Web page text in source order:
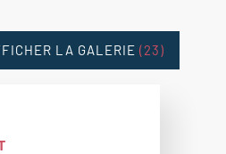
LA GALERIE (23)